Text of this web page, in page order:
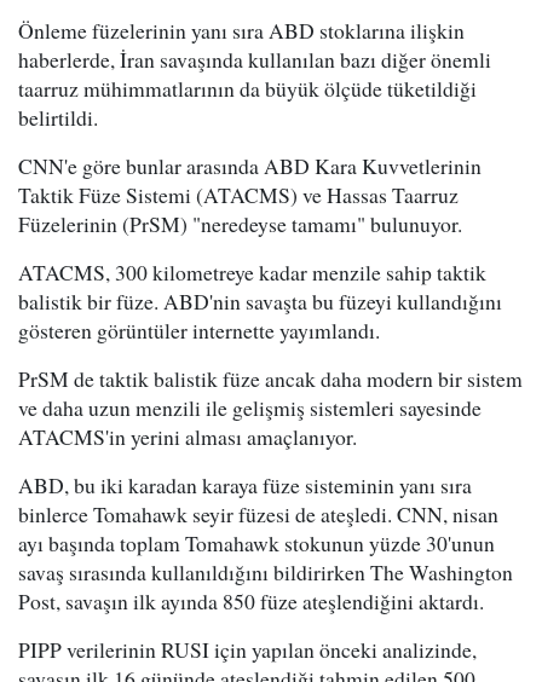
Önleme füzelerinin yanı sıra ABD stoklarına ilişkin
haberlerde, İran savaşında kullanılan bazı diğer önemli
taarruz mühimmatlarının da büyük ölçüde tüketildiği
belirtildi.
CNN'e göre bunlar arasında ABD Kara Kuvvetlerinin
Taktik Füze Sistemi (ATACMS) ve Hassas Taarruz
Füzelerinin (PrSM) "neredeyse tamamı" bulunuyor.
ATACMS, 300 kilometreye kadar menzile sahip taktik
balistik bir füze. ABD'nin savaşta bu füzeyi kullandığını
gösteren görüntüler internette yayımlandı.
PrSM de taktik balistik füze ancak daha modern bir sistem
ve daha uzun menzili ile gelişmiş sistemleri sayesinde
ATACMS'in yerini alması amaçlanıyor.
ABD, bu iki karadan karaya füze sisteminin yanı sıra
binlerce Tomahawk seyir füzesi de ateşledi. CNN, nisan
ayı başında toplam Tomahawk stokunun yüzde 30'unun
savaş sırasında kullanıldığını bildirirken The Washington
Post, savaşın ilk ayında 850 füze ateşlendiğini aktardı.
PIPP verilerinin RUSI için yapılan önceki analizinde,